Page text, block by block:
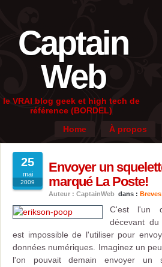
Captain
Web
le VRAI blog geek et high tech de
référence (BORDEL)
Home
À propos
25
mai
2009
Envoyer un
marqué La Poste!
Auteur : CaptainWeb dans : Breves
C'est l'un
décevant
est impossible de l'utiliser pour
données numériques. Imaginez un
l'on pouvait demain envoyer un